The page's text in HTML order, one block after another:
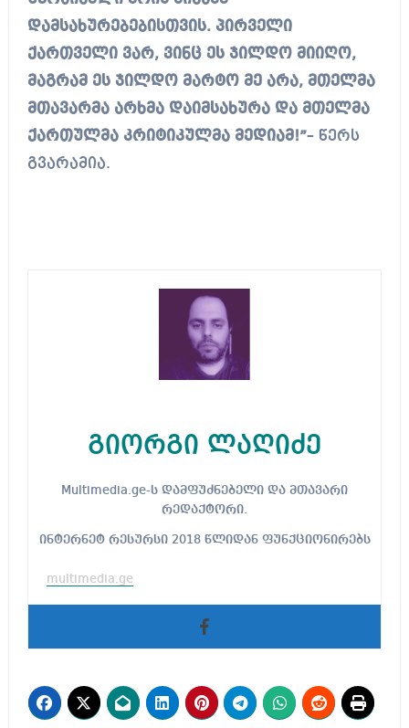
დამსახურებებისთვის. პირველი
ქართველი ვარ, ვინც ეს ჯილდო მიიღო,
მაგრამ ეს ჯილდო მარტო მე არა, მთელმა
მთავარმა არხმა დაიმსახურა და მთელმა
ქართულმა კრიტიკულმა მედიამ!”– წერს
გვარამია.
გიორგი ლაღიძე
Multimedia.ge-ს დამფუძნებელი და მთავარი
რედაქტორი.
ინტერნეტ რესურსი 2018 წლიდან ფუნქციონირებს
multimedia.ge